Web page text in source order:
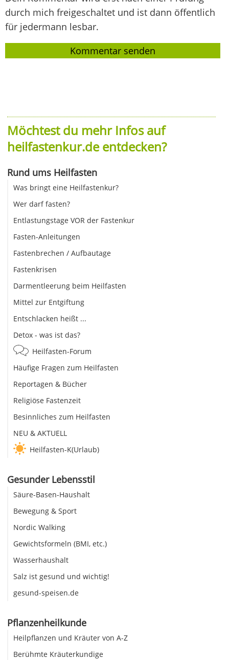
durch mich freigeschaltet und ist dann öffentlich
für jedermann lesbar.
Möchtest du mehr Infos auf
heilfastenkur.de entdecken?
Rund ums Heilfasten
Was bringt eine Heilfastenkur?
Wer darf fasten?
Entlastungstage VOR der Fastenkur
Fasten-Anleitungen
Fastenbrechen / Aufbautage
Fastenkrisen
Darmentleerung beim Heilfasten
Mittel zur Entgiftung
Entschlacken heißt ...
Detox - was ist das?
Heilfasten-Forum
Häufige Fragen zum Heilfasten
Reportagen & Bücher
Religiöse Fastenzeit
Besinnliches zum Heilfasten
NEU & AKTUELL
Heilfasten-K(Urlaub)
Gesunder Lebensstil
Säure-Basen-Haushalt
Bewegung & Sport
Nordic Walking
Gewichtsformeln (BMI, etc.)
Wasserhaushalt
Salz ist gesund und wichtig!
gesund-speisen.de
Pflanzenheilkunde
Heilpflanzen und Kräuter von A-Z
Berühmte Kräuterkundige